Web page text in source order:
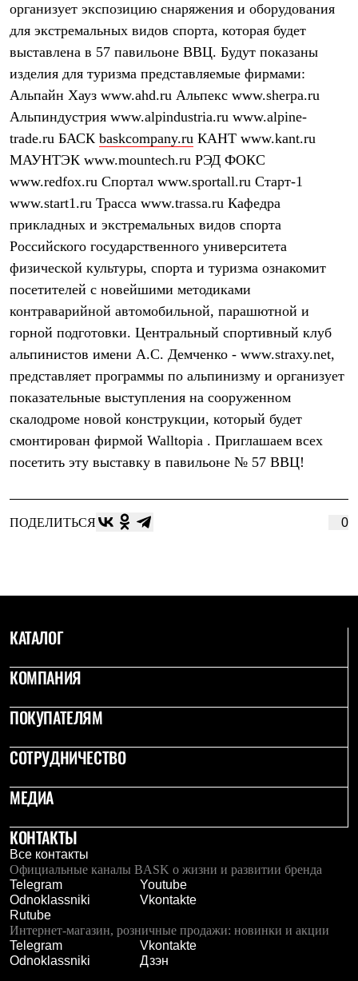
Комбинезоны
Термобелье
Комплект термобелья
Палатки и тенты
Палатки
Аксессуары для палаток
Рюкзаки
Экспедиционные
Легкоходные
Альпинистские
Городские
Аксессуары для рюкзаков
Спальные мешки
Пуховые
Комбинированные
С синтетическим утеплителем
Аксессуары для спальников
Сумки и баулы
Баулы
Кошельки
Сумки
Полезные аксессуары
Книги
Коврики
Обувь
Мужская обувь
Ботинки
Кроссовки
Бахилы
Чуни
Аксессуары
Головные уборы
Балаклавы и маски
Кепки и бейсболки
Повязки
Шарфы
Перчатки и рукавицы
Перчатки
Носки
Полезные аксессуары
Брелки
Ремни
Шевроны
Опушки
Термоковрики
Уход за одеждой
В Арктику
организует экспозицию снаряжения и оборудования
для экстремальных видов спорта, которая будет
выставлена в 57 павильоне ВВЦ. Будут показаны
изделия для туризма представляемые фирмами:
Альпайн Хауз www.ahd.ru Альпекс www.sherpa.ru
Альпиндустрия www.alpindustria.ru www.alpine-
trade.ru БАСК baskcompany.ru КАНТ www.kant.ru
МАУНТЭК www.mountech.ru РЭД ФОКС
www.redfox.ru Спортал www.sportall.ru Старт-1
www.start1.ru Трасса www.trassa.ru Кафедра
прикладных и экстремальных видов спорта
Российского государственного университета
физической культуры, спорта и туризма ознакомит
посетителей с новейшими методиками
контраварийной автомобильной, парашютной и
горной подготовки. Центральный спортивный клуб
альпинистов имени А.С. Демченко - www.straxy.net,
представляет программы по альпинизму и организует
показательные выступления на сооруженном
скалодроме новой конструкции, который будет
смонтирован фирмой Walltopia . Приглашаем всех
посетить эту выставку в павильоне № 57 ВВЦ!
ПОДЕЛИТЬСЯ 0
КАТАЛОГ
КОМПАНИЯ
ПОКУПАТЕЛЯМ
СОТРУДНИЧЕСТВО
МЕДИА
КОНТАКТЫ
Все контакты
Официальные каналы BASK о жизни и развитии бренда
Telegram
Youtube
Odnoklassniki
Vkontakte
Rutube
Интернет-магазин, розничные продажи: новинки и акции
Telegram
Vkontakte
Odnoklassniki
Дзэн